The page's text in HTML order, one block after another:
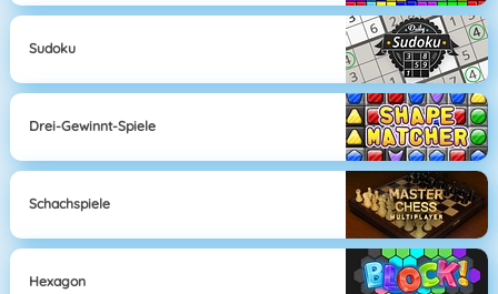
Sudoku
Drei-Gewinnt-Spiele
Schachspiele
Hexagon